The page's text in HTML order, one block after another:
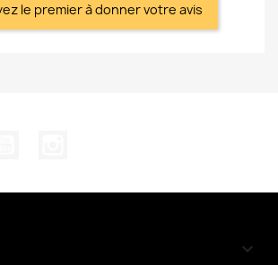
le premier à donner votre avis
